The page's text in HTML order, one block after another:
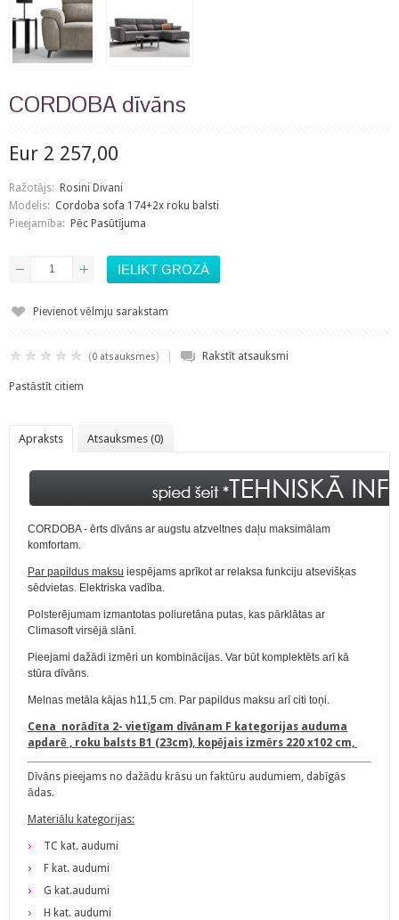
CORDOBA dīvāns
Eur 2 257,00
Ražotājs:
Rosini Divani
Modelis: Cordoba sofa 174+2x roku balsti
Pieejamība: Pēc Pasūtījuma
Pievienot vēlmju sarakstam
(0 atsauksmes) Rakstīt atsauksmi
Pastāstīt citiem
Apraksts Atsauksmes (0)
CORDOBA - ērts dīvāns ar augstu atzveltnes daļu maksimālam
komfortam.
Par papildus maksu iespējams aprīkot ar relaksa funkciju atsevišķas
sēdvietas. Elektriska vadība.
Polsterējumam izmantotas poliuretāna putas, kas pārklātas ar
Climasoft virsējā slānī.
Pieejami dažādi izmēri un kombinācijas. Var būt komplektēts arī kā
stūra dīvāns.
Melnas metāla kājas h11,5 cm. Par papildus maksu arī citi toņi.
Cena norādīta 2- vietīgam dīvānam F kategorijas auduma
apdarē , roku balsts B1 (23cm), kopējais izmērs 220 x102 cm,
Dīvāns pieejams no dažādu krāsu un faktūru audumiem, dabīgās
ādas.
Materiālu kategorijas:
TC kat. audumi
F kat. audumi
G kat.audumi
H kat. audumi